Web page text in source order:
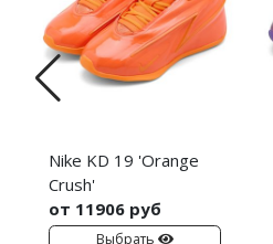
Nike KD 19 'Orange
Crush'
от 11906 руб
Выбрать